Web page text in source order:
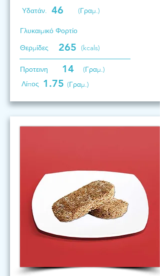
Υδατάν. 46 (Γραμ.)
Γλυκαιμικό Φορτίο
Θερμίδες
265 (kcals)
Προτεινη 14
(Γραμ.)
Λίπος 1.75 (Γραμ.)